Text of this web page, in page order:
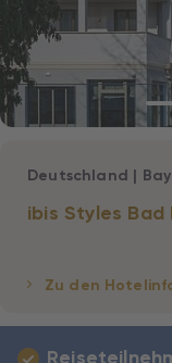
ibis Styles Bad
Deutschland |
Zu den